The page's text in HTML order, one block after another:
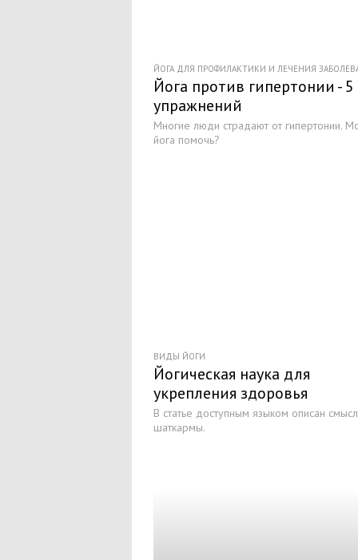
ЙОГА ДЛЯ ПРОФИЛАКТИКИ И ЛЕЧЕНИЯ
Йога против гипертонии - 5
упражнений
Многие люди страдают от гипертонии.
йога помочь?
ВИДЫ ЙОГИ
Йогическая наука для
укрепления здоровья
В статье доступным языком описан смысл
шаткармы.